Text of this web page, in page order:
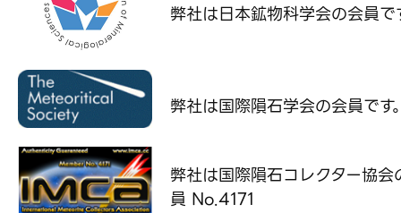
弊社は日本鉱物科学会の会員で
弊社は国際隕石学会の会員です
弊社は国際隕石コレクター協会
員 No.4171